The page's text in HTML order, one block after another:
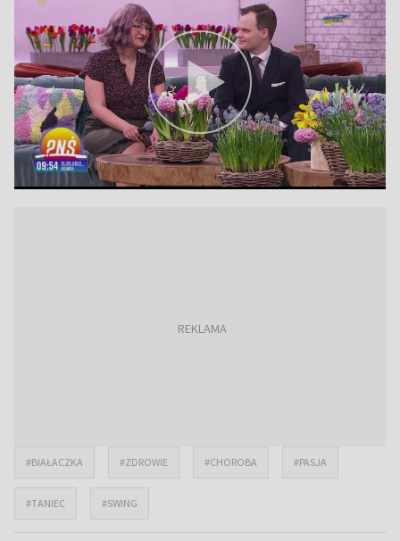
#BIAŁACZKA #ZDROWIE #CHOROBA #PASJA
#TANIEC #SWING